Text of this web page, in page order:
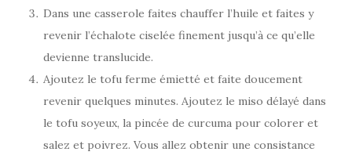
Dans une casserole faites chauffer l’huile et faites y
revenir l’échalote ciselée finement jusqu’à ce qu’elle
devienne translucide.
Ajoutez le tofu ferme émietté et faite doucement
revenir quelques minutes. Ajoutez le miso délayé dans
le tofu soyeux, la pincée de curcuma pour colorer et
salez et poivrez. Vous allez obtenir une consistance